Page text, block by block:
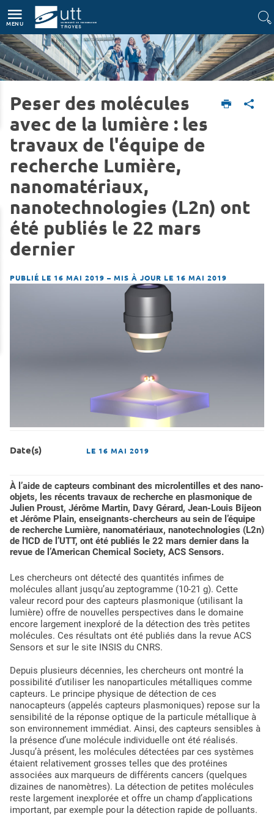
MENU
Accueil L'UTT Actualités
Peser des molécules
avec de la lumière : les
travaux de l'équipe de
recherche Lumière,
nanomatériaux,
nanotechnologies (L2n) ont
été publiés le 22 mars
dernier
PUBLIÉ LE 16 MAI 2019 – MIS À JOUR LE 16 MAI 2019
Date(s) LE 16 MAI 2019
À l’aide de capteurs combinant des microlentilles et des nano-
objets, les récents travaux de recherche en plasmonique de
Julien Proust, Jérôme Martin, Davy Gérard, Jean-Louis Bijeon
et Jérôme Plain, enseignants-chercheurs au sein de l’équipe
de recherche Lumière, nanomatériaux, nanotechnologies (L2n)
de l'ICD de l’UTT, ont été publiés le 22 mars dernier dans la
revue de l’American Chemical Society, ACS Sensors.
Les chercheurs ont détecté des quantités infimes de
molécules allant jusqu’au zeptogramme (10-21 g). Cette
valeur record pour des capteurs plasmonique (utilisant la
lumière) offre de nouvelles perspectives dans le domaine
encore largement inexploré de la détection des très petites
molécules. Ces résultats ont été publiés dans la revue ACS
Sensors et sur le site INSIS du CNRS.
Depuis plusieurs décennies, les chercheurs ont montré la
possibilité d’utiliser les nanoparticules métalliques comme
capteurs. Le principe physique de détection de ces
nanocapteurs (appelés capteurs plasmoniques) repose sur la
sensibilité de la réponse optique de la particule métallique à
son environnement immédiat. Ainsi, des capteurs sensibles à
la présence d’une molécule individuelle ont été réalisés.
Jusqu’à présent, les molécules détectées par ces systèmes
étaient relativement grosses telles que des protéines
associées aux marqueurs de différents cancers (quelques
dizaines de nanomètres). La détection de petites molécules
reste largement inexplorée et offre un champ d’applications
important, par exemple pour la détection rapide de polluants.